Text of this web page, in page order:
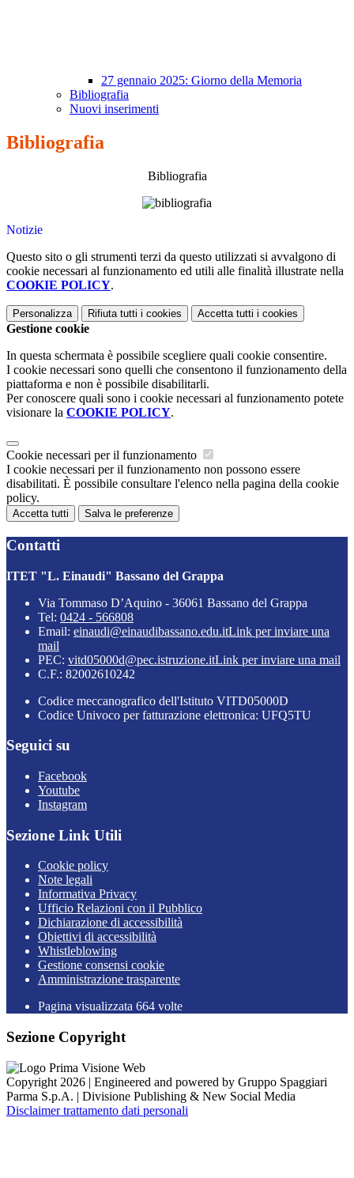
27 gennaio 2025: Giorno della Memoria
Bibliografia
Nuovi inserimenti
Bibliografia
Bibliografia
Notizie
Questo sito o gli strumenti terzi da questo utilizzati si avvalgono di
cookie necessari al funzionamento ed utili alle finalità illustrate nella
COOKIE POLICY.
Personalizza Rifiuta tutti i cookies Accetta tutti i cookies
Gestione cookie
In questa schermata è possibile scegliere quali cookie consentire.
I cookie necessari sono quelli che consentono il funzionamento della
piattaforma e non è possibile disabilitarli.
Per conoscere quali sono i cookie necessari al funzionamento potete
visionare la COOKIE POLICY.
Cookie necessari per il funzionamento
I cookie necessari per il funzionamento non possono essere
disabilitati. È possibile consultare l'elenco nella pagina della cookie
policy.
Accetta tutti Salva le preferenze
Contatti
ITET "L. Einaudi" Bassano del Grappa
Via Tommaso D’Aquino - 36061 Bassano del Grappa
Tel: 0424 - 566808
Email: einaudi@einaudibassano.edu.itLink per inviare una
mail
PEC: vitd05000d@pec.istruzione.itLink per inviare una mail
C.F.: 82002610242
Codice meccanografico dell'Istituto VITD05000D
Codice Univoco per fatturazione elettronica: UFQ5TU
Seguici su
Facebook
Youtube
Instagram
Sezione Link Utili
Cookie policy
Note legali
Informativa Privacy
Ufficio Relazioni con il Pubblico
Dichiarazione di accessibilità
Obiettivi di accessibilità
Whistleblowing
Gestione consensi cookie
Amministrazione trasparente
Pagina visualizzata 664 volte
Sezione Copyright
Copyright 2026 | Engineered and powered by Gruppo Spaggiari
Parma S.p.A. | Divisione Publishing & New Social Media
Disclaimer trattamento dati personali